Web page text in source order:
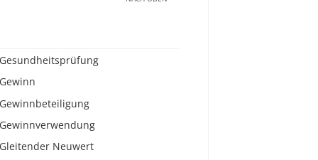
Gesundheitsprüfung
Gewinn
Gewinnbeteiligung
Gewinnverwendung
Gleitender Neuwert